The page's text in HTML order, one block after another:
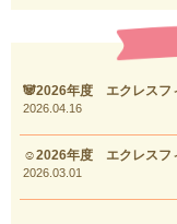
🐼2026年度 エクレスフ
2026.04.16
☺2026年度 エクレスフ
2026.03.01